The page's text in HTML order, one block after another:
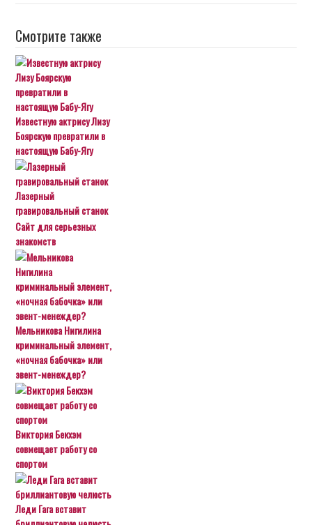
Смотрите также
Известную актрису Лизу
Боярскую превратили в
настоящую Бабу-Ягу
Лазерный
гравировальный станок
Сайт для серьезных
знакомств
Мельникова Нигилина
криминальный элемент,
«ночная бабочка» или
эвент-менеждер?
Виктория Бекхэм
совмещает работу со
спортом
Леди Гага вставит